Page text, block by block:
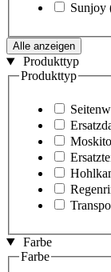
Sunjoy
Alle anzeigen
Produkttyp
Produkttyp
Farbe
Farbe